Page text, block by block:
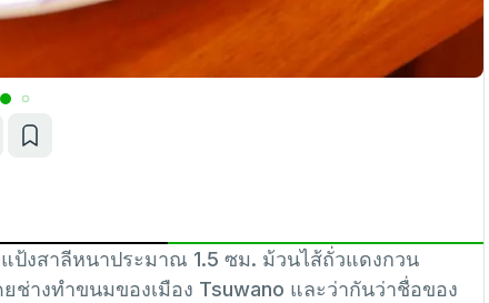
ป้งสาลีหนาประมาณ 1.5 ซม. ม้วนไส้ถั่วแดงกวน
างทำขนมของเมือง Tsuwano และว่ากันว่าชื่อของ